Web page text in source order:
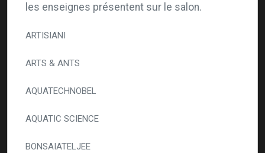
les enseignes présentent sur le salon.
ARTISIANI
ARTS & ANTS
AQUATECHNOBEL
AQUATIC SCIENCE
BONSAIATELJEE